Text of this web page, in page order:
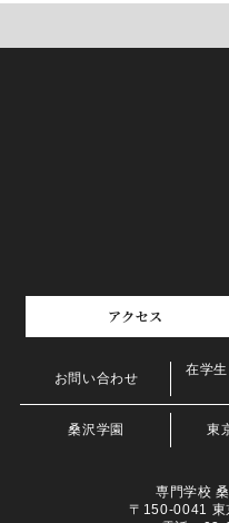
アクセス
お問い合わせ
在学
桑沢学園 東
専門学校
〒150-0041 東